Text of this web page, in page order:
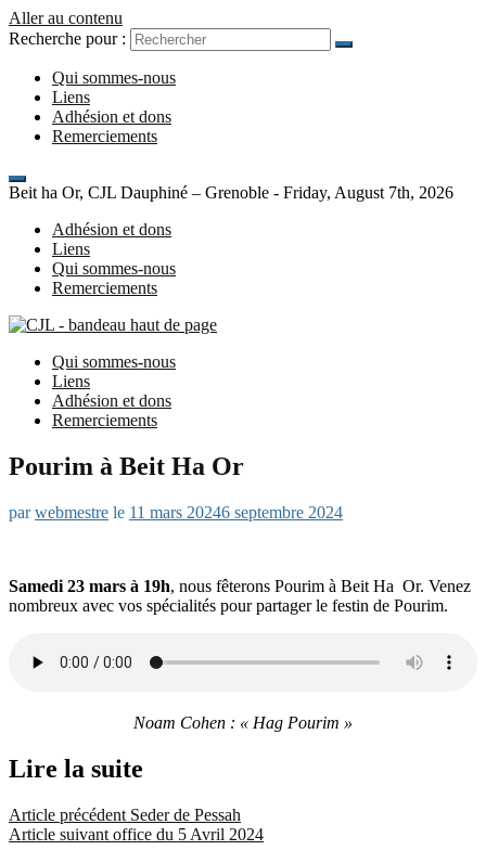
Aller au contenu
Recherche pour :
Qui sommes-nous
Liens
Adhésion et dons
Remerciements
Beit ha Or, CJL Dauphiné – Grenoble - Friday, August 7th, 2026
Adhésion et dons
Liens
Qui sommes-nous
Remerciements
Beit ha Or, CJL Dauphiné – Grenoble
Qui sommes-nous
Liens
Adhésion et dons
Remerciements
Pourim à Beit Ha Or
parwebmestre le 11 mars 20246 septembre 2024
Samedi 23 mars à 19h, nous fêterons Pourim à Beit Ha Or. Venez
nombreux avec vos spécialités pour partager le festin de Pourim.
Noam Cohen : « Hag Pourim »
Lire la suite
Article précédent Seder de Pessah
Article suivant office du 5 Avril 2024